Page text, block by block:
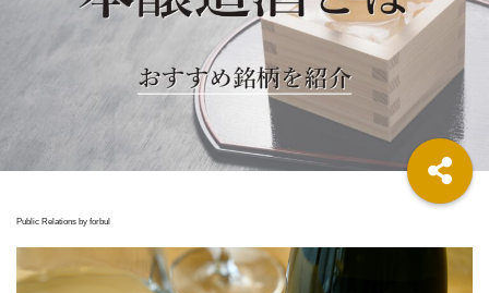
Public Relations by forbul